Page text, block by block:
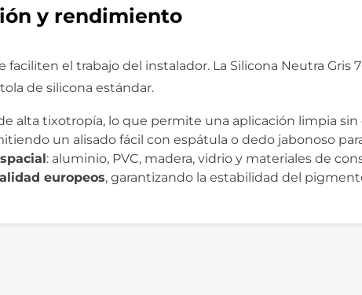
y rendimiento
el trabajo del instalador. La Silicona Neutra Gris
de silicona estándar.
alta tixotropía, lo que permite una aplicación limpia
un alisado fácil con espátula o dedo jabonoso
: aluminio, PVC, madera, vidrio y materiales de
europeos, garantizando la estabilidad del